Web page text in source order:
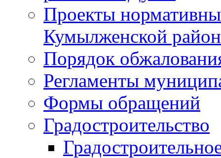
Проекты
Кумылженской
Порядок
Регламенты
Формы обращений
Градостроительство